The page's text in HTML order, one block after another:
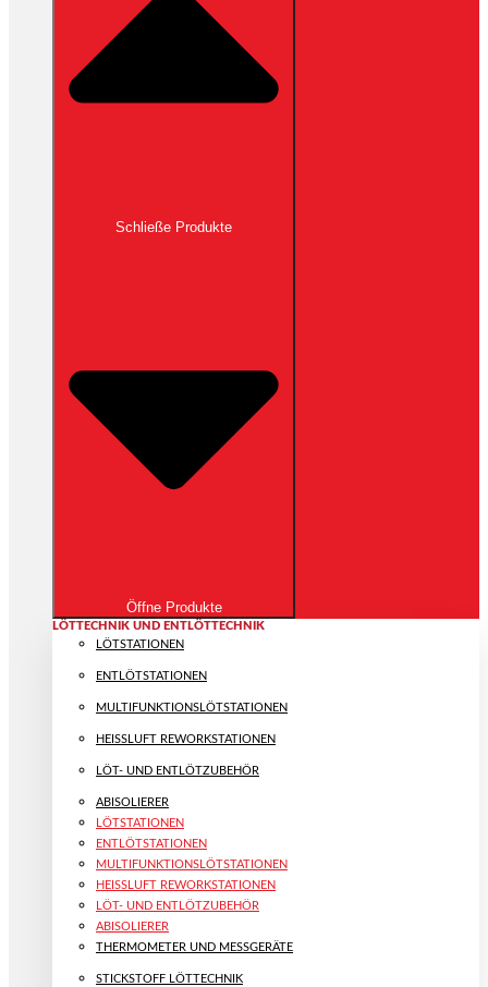
Schließe Produkte
Öffne Produkte
LÖTTECHNIK UND ENTLÖTTECHNIK
LÖTSTATIONEN
ENTLÖTSTATIONEN
MULTIFUNKTIONS­LÖTSTATIONEN
HEISSLUFT REWORKSTATIONEN
LÖT- UND ENTLÖTZUBEHÖR
ABISOLIERER
LÖTSTATIONEN
ENTLÖTSTATIONEN
MULTIFUNKTIONS­LÖTSTATIONEN
HEISSLUFT REWORKSTATIONEN
LÖT- UND ENTLÖTZUBEHÖR
ABISOLIERER
THERMOMETER UND MESSGERÄTE
STICKSTOFF LÖTTECHNIK